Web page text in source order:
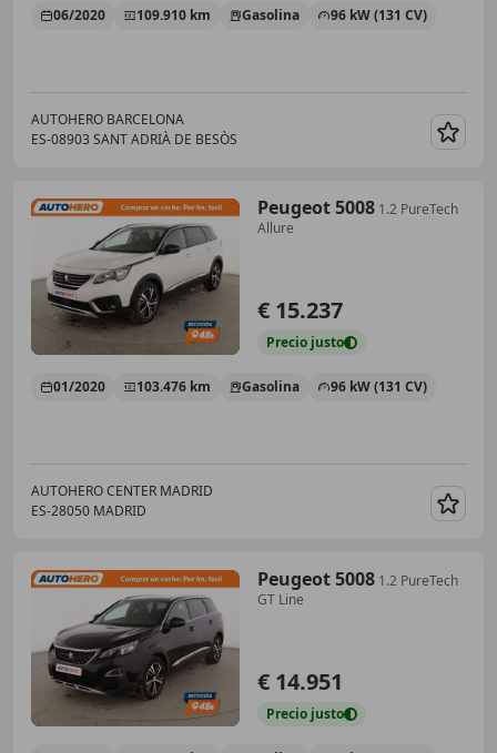
06/2020 109.910 km Gasolina 96 kW (131 CV)
AUTOHERO BARCELONA
ES-08903 SANT ADRIÀ DE BESÒS
Peugeot 5008 1.2 PureTech
Allure
€ 15.237
Precio justo
01/2020 103.476 km Gasolina 96 kW (131 CV)
AUTOHERO CENTER MADRID
ES-28050 MADRID
Peugeot 5008 1.2 PureTech
GT Line
€ 14.951
Precio justo